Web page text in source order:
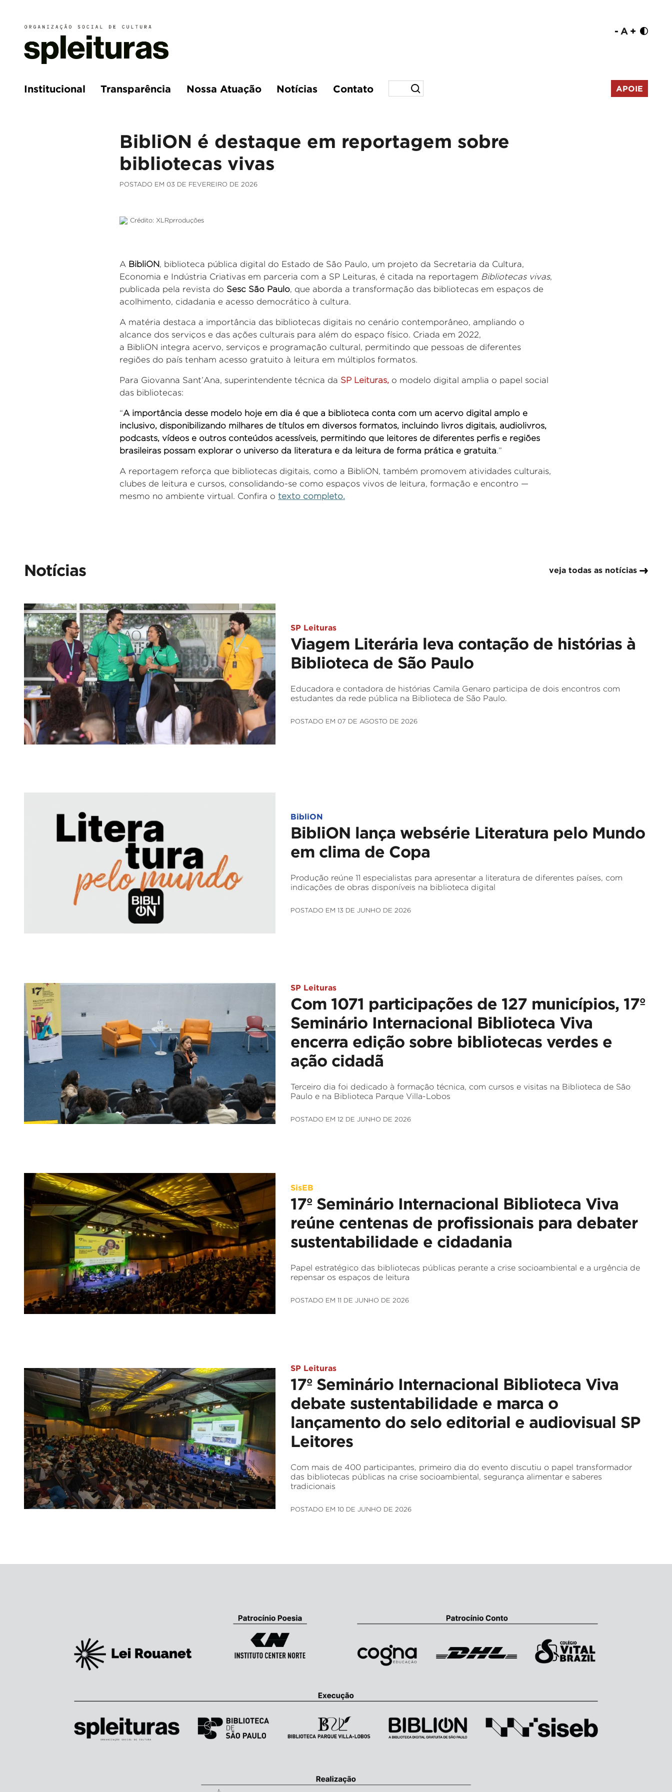
- A +
Institucional Transparência Nossa Atuação Notícias Contato APOIE
BibliON é destaque em reportagem sobre
bibliotecas vivas
POSTADO EM 03 DE FEVEREIRO DE 2026
Crédito: XLRprroduções
A BibliON, biblioteca pública digital do Estado de São Paulo, um projeto da Secretaria da Cultura,
Economia e Indústria Criativas em parceria com a SP Leituras, é citada na reportagem Bibliotecas vivas,
publicada pela revista do Sesc São Paulo, que aborda a transformação das bibliotecas em espaços de
acolhimento, cidadania e acesso democrático à cultura.
A matéria destaca a importância das bibliotecas digitais no cenário contemporâneo, ampliando o
alcance dos serviços e das ações culturais para além do espaço físico. Criada em 2022,
a BibliON integra acervo, serviços e programação cultural, permitindo que pessoas de diferentes
regiões do país tenham acesso gratuito à leitura em múltiplos formatos.
Para Giovanna Sant’Ana, superintendente técnica da SP Leituras, o modelo digital amplia o papel social
das bibliotecas:
“A importância desse modelo hoje em dia é que a biblioteca conta com um acervo digital amplo e
inclusivo, disponibilizando milhares de títulos em diversos formatos, incluindo livros digitais, audiolivros,
podcasts, vídeos e outros conteúdos acessíveis, permitindo que leitores de diferentes perfis e regiões
brasileiras possam explorar o universo da literatura e da leitura de forma prática e gratuita.”
A reportagem reforça que bibliotecas digitais, como a BibliON, também promovem atividades culturais,
clubes de leitura e cursos, consolidando-se como espaços vivos de leitura, formação e encontro —
mesmo no ambiente virtual. Confira o texto completo.
Notícias veja todas as notícias
SP Leituras
Viagem Literária leva contação de histórias à
Biblioteca de São Paulo
Educadora e contadora de histórias Camila Genaro participa de dois encontros com
estudantes da rede pública na Biblioteca de São Paulo.
POSTADO EM 07 DE AGOSTO DE 2026
BibliON
BibliON lança websérie Literatura pelo Mundo
em clima de Copa
Produção reúne 11 especialistas para apresentar a literatura de diferentes países, com
indicações de obras disponíveis na biblioteca digital
POSTADO EM 13 DE JUNHO DE 2026
SP Leituras
Com 1071 participações de 127 municípios, 17º
Seminário Internacional Biblioteca Viva
encerra edição sobre bibliotecas verdes e
ação cidadã
Terceiro dia foi dedicado à formação técnica, com cursos e visitas na Biblioteca de São
Paulo e na Biblioteca Parque Villa-Lobos
POSTADO EM 12 DE JUNHO DE 2026
SisEB
17º Seminário Internacional Biblioteca Viva
reúne centenas de profissionais para debater
sustentabilidade e cidadania
Papel estratégico das bibliotecas públicas perante a crise socioambiental e a urgência de
repensar os espaços de leitura
POSTADO EM 11 DE JUNHO DE 2026
SP Leituras
17º Seminário Internacional Biblioteca Viva
debate sustentabilidade e marca o
lançamento do selo editorial e audiovisual SP
Leitores
Com mais de 400 participantes, primeiro dia do evento discutiu o papel transformador
das bibliotecas públicas na crise socioambiental, segurança alimentar e saberes
tradicionais
POSTADO EM 10 DE JUNHO DE 2026